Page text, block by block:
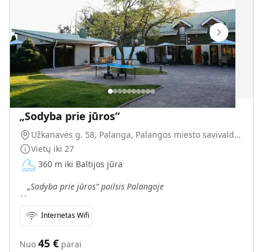
„Sodyba prie jūros“
Užkanavės g. 58, Palanga, Palangos miesto savivaldybė, Lietuva
Vietų iki 27
360 m iki Baltijos jūra
„„Sodyba prie jūros“ poilsis Palangoje
Internetas Wifi
Nuo 45 € parai